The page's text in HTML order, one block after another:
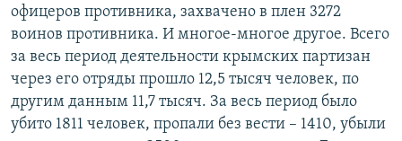
офицеров противника, захвачено в плен 3272
воинов противника. И многое-многое другое. Всего
за весь период деятельности крымских партизан
через его отряды прошло 12,5 тысяч человек, по
другим данным 11,7 тысяч. За весь период было
убито 1811 человек, пропали без вести – 1410, убыли